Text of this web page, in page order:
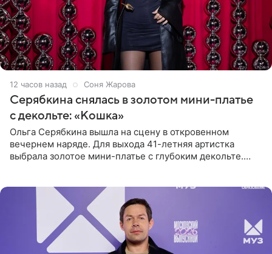
12 часов назад Соня Жарова
Серябкина снялась в золотом мини-платье
с декольте: «Кошка»
Ольга Серябкина вышла на сцену в откровенном
вечернем наряде. Для выхода 41-летняя артистка
выбрала золотое мини-платье с глубоким декольте.